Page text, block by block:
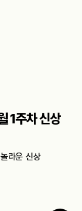
1주차 신상
라운 신상